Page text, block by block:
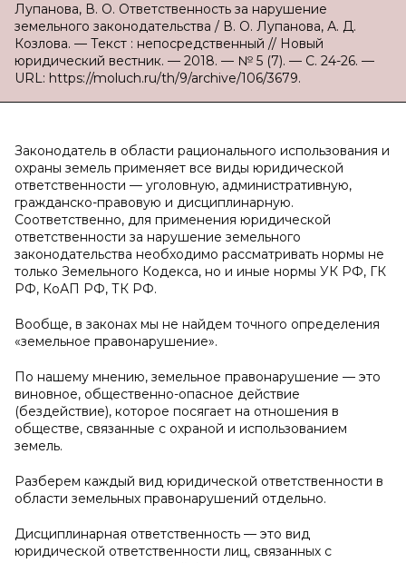
Лупанова, В. О. Ответственность за нарушение
земельного законодательства / В. О. Лупанова, А. Д.
Козлова. — Текст : непосредственный // Новый
юридический вестник. — 2018. — № 5 (7). — С. 24-26. —
URL: https://moluch.ru/th/9/archive/106/3679.
Законодатель в области рационального использования и
охраны земель применяет все виды юридической
ответственности — уголовную, административную,
гражданско-правовую и дисциплинарную.
Соответственно, для применения юридической
ответственности за нарушение земельного
законодательства необходимо рассматривать нормы не
только Земельного Кодекса, но и иные нормы УК РФ, ГК
РФ, КоАП РФ, ТК РФ.
Вообще, в законах мы не найдем точного определения
«земельное правонарушение».
По нашему мнению, земельное правонарушение — это
виновное, общественно-опасное действие
(бездействие), которое посягает на отношения в
обществе, связанные с охраной и использованием
земель.
Разберем каждый вид юридической ответственности в
области земельных правонарушений отдельно.
Дисциплинарная ответственность — это вид
юридической ответственности лиц, связанных с